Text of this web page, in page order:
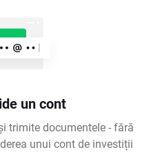
un cont
trimite documentele - fără
unui cont de investiții